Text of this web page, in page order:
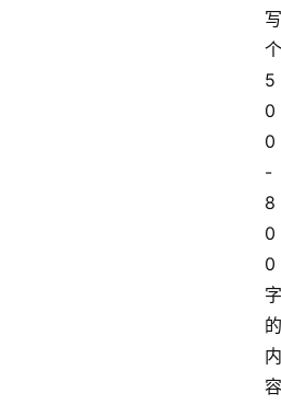
写
个
5
0
0
-
8
0
0
字
的
内
容